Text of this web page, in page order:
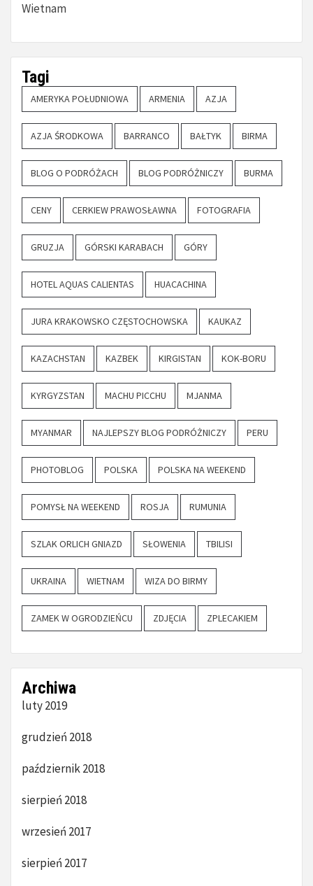
Wietnam
Tagi
AMERYKA POŁUDNIOWA ARMENIA AZJA
AZJA ŚRODKOWA BARRANCO BAŁTYK BIRMA
BLOG O PODRÓŻACH BLOG PODRÓŻNICZY BURMA
CENY CERKIEW PRAWOSŁAWNA FOTOGRAFIA
GRUZJA GÓRSKI KARABACH GÓRY
HOTEL AQUAS CALIENTAS HUACACHINA
JURA KRAKOWSKO CZĘSTOCHOWSKA KAUKAZ
KAZACHSTAN KAZBEK KIRGISTAN KOK-BORU
KYRGYZSTAN MACHU PICCHU MJANMA
MYANMAR NAJLEPSZY BLOG PODRÓŻNICZY PERU
PHOTOBLOG POLSKA POLSKA NA WEEKEND
POMYSŁ NA WEEKEND ROSJA RUMUNIA
SZLAK ORLICH GNIAZD SŁOWENIA TBILISI
UKRAINA WIETNAM WIZA DO BIRMY
ZAMEK W OGRODZIEŃCU ZDJĘCIA ZPLECAKIEM
Archiwa
luty 2019
grudzień 2018
październik 2018
sierpień 2018
wrzesień 2017
sierpień 2017